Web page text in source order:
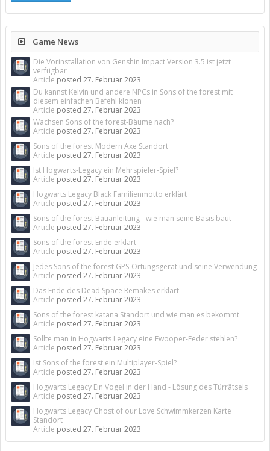
Game News
Die Vorinstallation von Genshin Impact Version 3.5 ist jetzt
verfügbar
Article posted 27. Februar 2023
Du kannst Kelvin und andere NPCs in Sons of the forest mit
diesem einfachen Befehl klonen
Article posted 27. Februar 2023
Wachsen Sons of the forest-Bäume nach?
Article posted 27. Februar 2023
Sons of the forest Modern Axe Standort
Article posted 27. Februar 2023
Ist Hogwarts-Legacy ein Mehrspieler-Spiel?
Article posted 27. Februar 2023
Hogwarts Legacy Black Familienmotto erklärt
Article posted 27. Februar 2023
Sons of the forest Bauanleitung - wie man seine Basis baut
Article posted 27. Februar 2023
Sons of the forest Ende erklärt
Article posted 27. Februar 2023
Jedes Sons of the forest GPS-Ortungsgerät und seine Verwendung
Article posted 27. Februar 2023
Das Ende des Dead Space Remakes erklärt
Article posted 27. Februar 2023
Sons of the forest katana Standort und wie man es bekommt
Article posted 27. Februar 2023
Sollte man in Hogwarts Legacy eine Fwooper-Feder stehlen?
Article posted 27. Februar 2023
Ist Sons of the forest ein Multiplayer-Spiel?
Article posted 27. Februar 2023
Hogwarts Legacy Ein Vogel in der Hand - Lösung des Türrätsels
Article posted 27. Februar 2023
Hogwarts Legacy Ghost of our Love Schwimmkerzen Karte
Standort
Article posted 27. Februar 2023